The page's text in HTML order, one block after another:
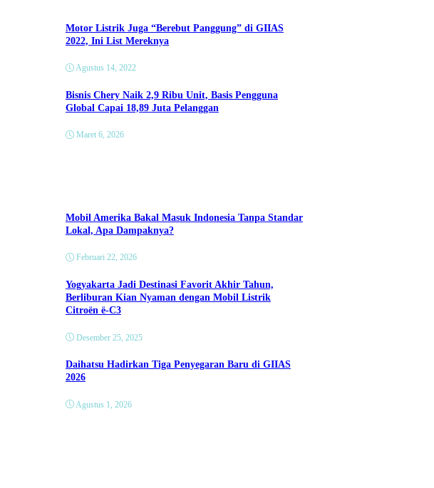
Apa Saja yang Perlu Diperhatikan Setelah Mobil Dipakai Berlibur Jarak Jauh ?
Oleh Admin Motoresto
Motor Listrik Juga “Berebut Panggung” di GIIAS
2022, Ini List Mereknya
Agustus 14, 2022
Bisnis Chery Naik 2,9 Ribu Unit, Basis Pengguna
Global Capai 18,89 Juta Pelanggan
Maret 6, 2026
Mobil Amerika Bakal Masuk Indonesia Tanpa Standar
Lokal, Apa Dampaknya?
Februari 22, 2026
Yogyakarta Jadi Destinasi Favorit Akhir Tahun,
Berliburan Kian Nyaman dengan Mobil Listrik
Citroën ë-C3
Desember 25, 2025
Daihatsu Hadirkan Tiga Penyegaran Baru di GIIAS
2026
Agustus 1, 2026